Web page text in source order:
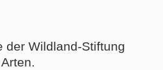
der Wildland-Stiftung